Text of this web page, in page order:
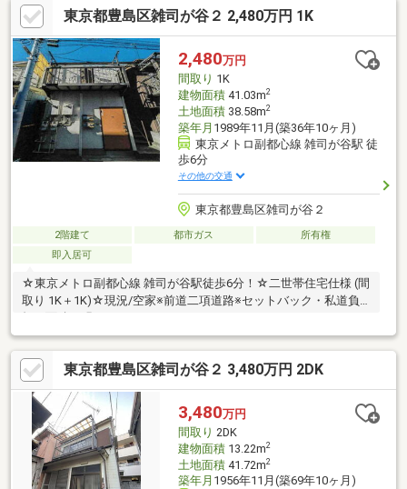
YouTubeチャンネル[スガ社長の不動産取引成功の極意]で解説中
（※売却価格・将来性を重視した解説が好評です）
東京都豊島区雑司が谷２ 2,480万円 1K
2,480万円
間取り 1K
建物面積41.03m2
土地面積38.58m2
築年月 1989年11月(築36年10ヶ月)
東京メトロ副都心線 雑司が谷駅 徒
歩6分
その他の交通
東京都豊島区雑司が谷２
2階建て 都市ガス
所有権
即入居可
☆東京メトロ副都心線 雑司が谷駅徒歩6分！☆二世帯住宅仕様 (間
取り 1K＋1K)☆現況/空家※前道二項道路※セットバック・私道負
担：面積不明
東京都豊島区雑司が谷２ 3,480万円 2DK
3,480万円
間取り 2DK
建物面積13.22m2
土地面積41.72m2
築年月 1956年11月(築69年10ヶ月)